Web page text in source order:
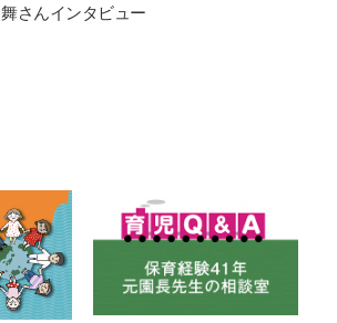
舞さんインタビュー